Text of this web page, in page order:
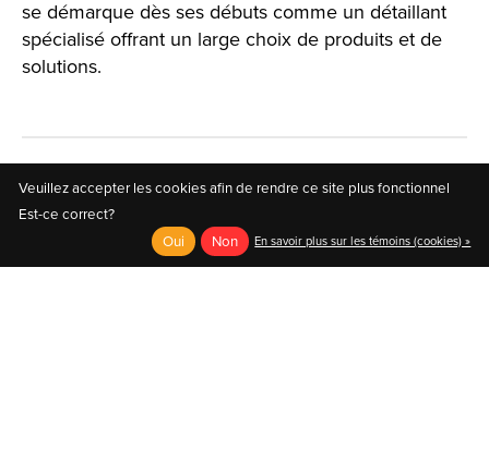
se démarque dès ses débuts comme un détaillant
spécialisé offrant un large choix de produits et de
solutions.
Veuillez accepter les cookies afin de rendre ce site plus fonctionnel
Est-ce correct?
Oui
Non En savoir plus sur les témoins (cookies) »